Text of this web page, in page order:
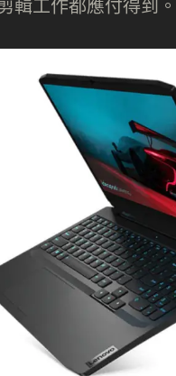
輯工作都應付得到。